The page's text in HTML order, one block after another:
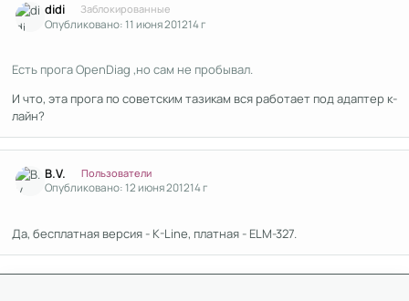
didi Заблокированные
Опубликовано:11 июня 201214 г
Есть прога OpenDiag ,но сам не пробывал.
И что, эта прога по советским тазикам вся работает под адаптер к-
лайн?
B.V. Пользователи
Опубликовано:12 июня 201214 г
Да, бесплатная версия - K-Line, платная - ELM-327.